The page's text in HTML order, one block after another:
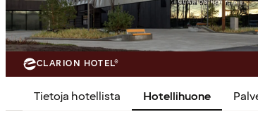
CLARION HOTEL®
Tietoja hotellista Hotellihuone